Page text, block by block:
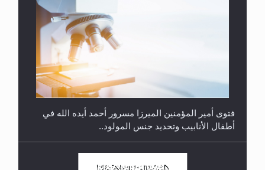
فتوى أمير المؤمنين الميرزا مسرور أحمد أيده الله في
أطفال الأنابيب وتحديد جنس المولود..